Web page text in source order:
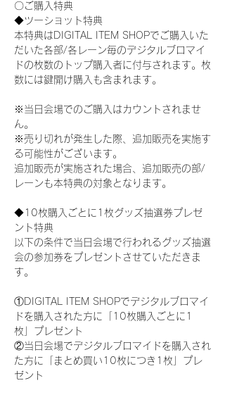
〇ご購入特典
◆ツーショット特典
本特典はDIGITAL ITEM SHOPでご購入いた
だいた各部/各レーン毎のデジタルブロマイ
ドの枚数のトップ購入者に付与されます。枚
数には鍵開け購入も含まれます。
※当日会場でのご購入はカウントされませ
ん。
※売り切れが発生した際、追加販売を実施す
る可能性がございます。
追加販売が実施された場合、追加販売の部/
レーンも本特典の対象となります。
◆10枚購入ごとに1枚グッズ抽選券プレゼ
ント特典
以下の条件で当日会場で行われるグッズ抽選
会の参加券をプレゼントさせていただきま
す。
①DIGITAL ITEM SHOPでデジタルブロマイ
ドを購入された方に「10枚購入ごとに1
枚」プレゼント
②当日会場でデジタルブロマイドを購入され
た方に「まとめ買い10枚につき1枚」プレ
ゼント